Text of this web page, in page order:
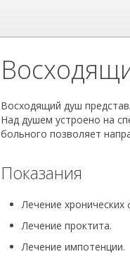
Восходящий душ
Над душем устроено на
больного позволяет
Показания
Лечение
Лечение проктита.
Лечение импотенции.